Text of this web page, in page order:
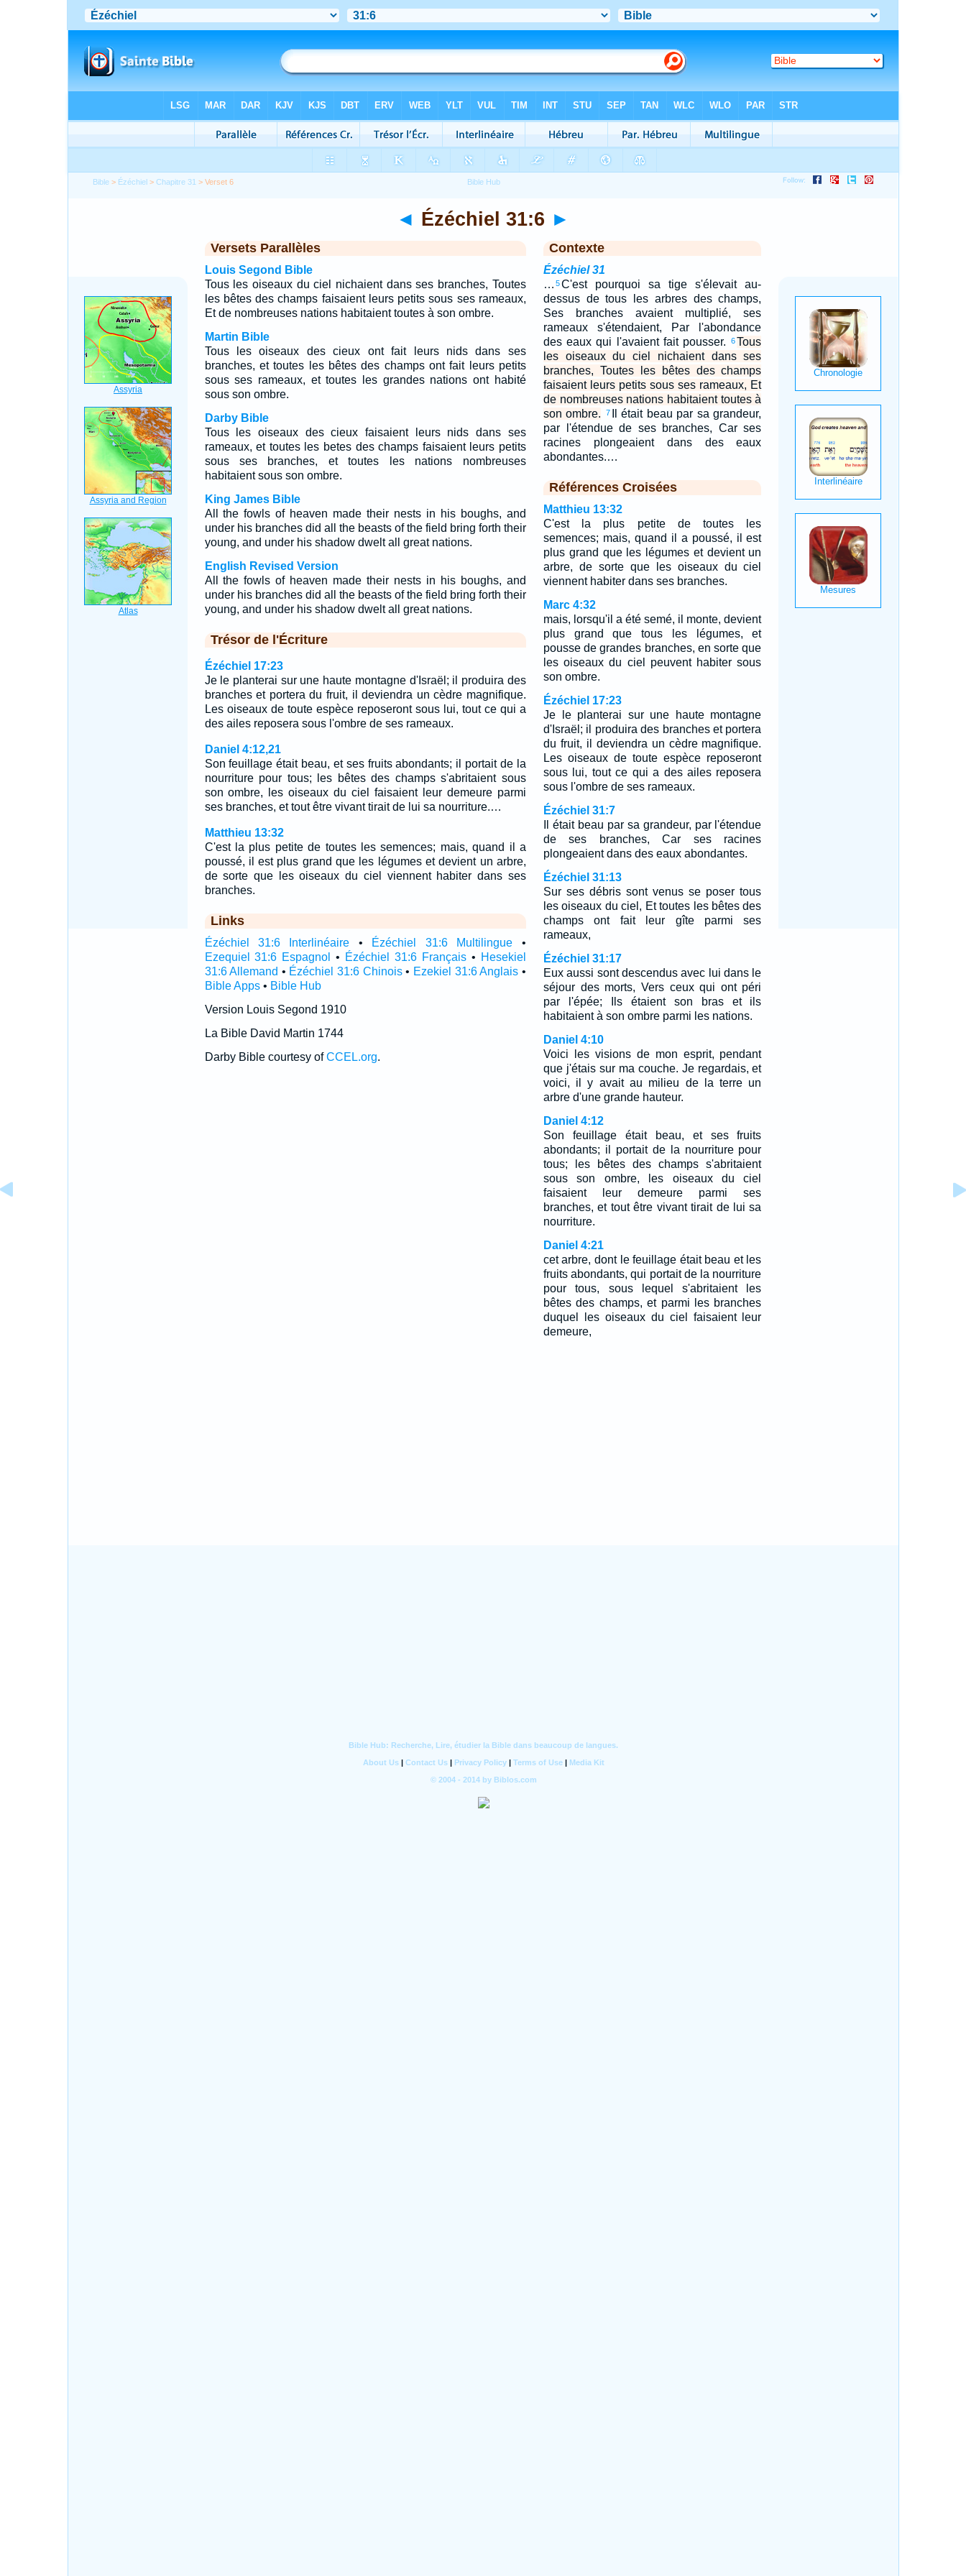
Bible > Ézéchiel >Chapitre 31 > Verset 6
◄ Ézéchiel 31:6 ►
Versets Parallèles
Louis Segond Bible
Tous les oiseaux du ciel nichaient dans ses branches, Toutes
les bêtes des champs faisaient leurs petits sous ses rameaux,
Et de nombreuses nations habitaient toutes à son ombre.
Martin Bible
Tous les oiseaux des cieux ont fait leurs nids dans ses
branches, et toutes les bêtes des champs ont fait leurs petits
sous ses rameaux, et toutes les grandes nations ont habité
sous son ombre.
Darby Bible
Tous les oiseaux des cieux faisaient leurs nids dans ses
rameaux, et toutes les betes des champs faisaient leurs petits
sous ses branches, et toutes les nations nombreuses
habitaient sous son ombre.
King James Bible
All the fowls of heaven made their nests in his boughs, and
under his branches did all the beasts of the field bring forth their
young, and under his shadow dwelt all great nations.
English Revised Version
All the fowls of heaven made their nests in his boughs, and
under his branches did all the beasts of the field bring forth their
young, and under his shadow dwelt all great nations.
Trésor de l'Écriture
Ézéchiel 17:23
Je le planterai sur une haute montagne d'Israël; il produira des
branches et portera du fruit, il deviendra un cèdre magnifique.
Les oiseaux de toute espèce reposeront sous lui, tout ce qui a
des ailes reposera sous l'ombre de ses rameaux.
Daniel 4:12,21
Son feuillage était beau, et ses fruits abondants; il portait de la
nourriture pour tous; les bêtes des champs s'abritaient sous
son ombre, les oiseaux du ciel faisaient leur demeure parmi
ses branches, et tout être vivant tirait de lui sa nourriture.…
Matthieu 13:32
C'est la plus petite de toutes les semences; mais, quand il a
poussé, il est plus grand que les légumes et devient un arbre,
de sorte que les oiseaux du ciel viennent habiter dans ses
branches.
Links
Ézéchiel 31:6 Interlinéaire • Ézéchiel 31:6 Multilingue •
Ezequiel 31:6 Espagnol
• Ézéchiel 31:6 Français • Hesekiel
31:6 Allemand • Ézéchiel 31:6 Chinois• Ezekiel 31:6 Anglais •
Bible Apps• Bible Hub
Version Louis Segond 1910
La Bible David Martin 1744
Darby Bible courtesy ofCCEL.org.
Contexte
Ézéchiel 31
… 5C'est pourquoi sa tige s'élevait au-
dessus de tous les arbres des champs,
Ses branches avaient multiplié, ses
rameaux s'étendaient, Par l'abondance
des eaux qui l'avaient fait pousser.
6 Tous
les oiseaux du ciel nichaient dans ses
branches, Toutes les bêtes des champs
faisaient leurs petits sous ses rameaux, Et
de nombreuses nations habitaient toutes à
son ombre.
7
Il était beau par sa grandeur,
par l'étendue de ses branches, Car ses
racines plongeaient dans des eaux
abondantes.…
Références Croisées
Matthieu 13:32
C'est la plus petite de toutes les
semences; mais, quand il a poussé, il est
plus grand que les légumes et devient un
arbre, de sorte que les oiseaux du ciel
viennent habiter dans ses branches.
Marc 4:32
mais, lorsqu'il a été semé, il monte, devient
plus grand que tous les légumes, et
pousse de grandes branches, en sorte que
les oiseaux du ciel peuvent habiter sous
son ombre.
Ézéchiel 17:23
Je le planterai sur une haute montagne
d'Israël; il produira des branches et portera
du fruit, il deviendra un cèdre magnifique.
Les oiseaux de toute espèce reposeront
sous lui, tout ce qui a des ailes reposera
sous l'ombre de ses rameaux.
Ézéchiel 31:7
Il était beau par sa grandeur, par l'étendue
de ses branches, Car ses racines
plongeaient dans des eaux abondantes.
Ézéchiel 31:13
Sur ses débris sont venus se poser tous
les oiseaux du ciel, Et toutes les bêtes des
champs ont fait leur gîte parmi ses
rameaux,
Ézéchiel 31:17
Eux aussi sont descendus avec lui dans le
séjour des morts, Vers ceux qui ont péri
par l'épée; Ils étaient son bras et ils
habitaient à son ombre parmi les nations.
Daniel 4:10
Voici les visions de mon esprit, pendant
que j'étais sur ma couche. Je regardais, et
voici, il y avait au milieu de la terre un
arbre d'une grande hauteur.
Daniel 4:12
Son feuillage était beau, et ses fruits
abondants; il portait de la nourriture pour
tous; les bêtes des champs s'abritaient
sous son ombre, les oiseaux du ciel
faisaient leur demeure parmi ses
branches, et tout être vivant tirait de lui sa
nourriture.
Daniel 4:21
cet arbre, dont le feuillage était beau et les
fruits abondants, qui portait de la nourriture
pour tous, sous lequel s'abritaient les
bêtes des champs, et parmi les branches
duquel les oiseaux du ciel faisaient leur
demeure,